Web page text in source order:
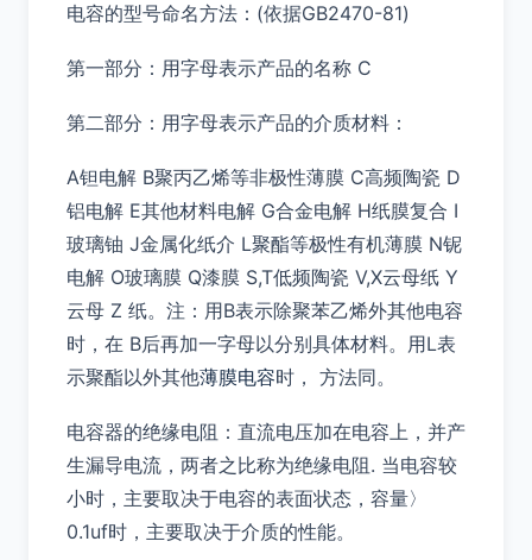
电容的型号命名方法：(依据GB2470-81)
第一部分：用字母表示产品的名称 C
第二部分：用字母表示产品的介质材料：
A钽电解 B聚丙乙烯等非极性薄膜 C高频陶瓷 D
铝电解 E其他材料电解 G合金电解 H纸膜复合 I
玻璃铀 J金属化纸介 L聚酯等极性有机薄膜 N铌
电解 O玻璃膜 Q漆膜 S,T低频陶瓷 V,X云母纸 Y
云母 Z 纸。注：用B表示除聚苯乙烯外其他电容
时，在 B后再加一字母以分别具体材料。用L表
示聚酯以外其他薄膜电容时， 方法同。
电容器的绝缘电阻：直流电压加在电容上，并产
生漏导电流，两者之比称为绝缘电阻. 当电容较
小时，主要取决于电容的表面状态，容量〉
0.1uf时，主要取决于介质的性能。